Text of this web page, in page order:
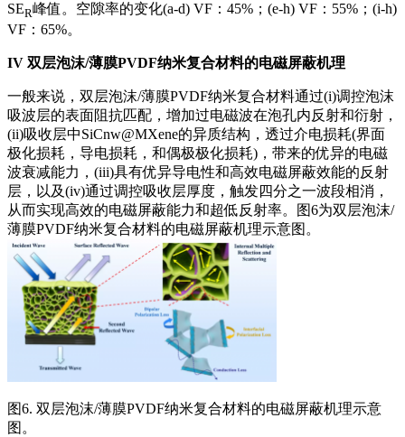
SER峰值。空隙率的变化(a-d) VF：45%；(e-h) VF：55%；(i-h)
VF：65%。
IV 双层泡沫/薄膜PVDF纳米复合材料的电磁屏蔽机理
一般来说，双层泡沫/薄膜PVDF纳米复合材料通过(i)调控泡沫
吸波层的表面阻抗匹配，增加过电磁波在泡孔内反射和衍射，
(ii)吸收层中SiCnw@MXene的异质结构，透过介电损耗(界面
极化损耗，导电损耗，和偶极极化损耗)，带来的优异的电磁
波衰减能力，(iii)具有优异导电性和高效电磁屏蔽效能的反射
层，以及(iv)通过调控吸收层厚度，触发四分之一波段相消，
从而实现高效的电磁屏蔽能力和超低反射率。图6为双层泡沫/
薄膜PVDF纳米复合材料的电磁屏蔽机理示意图。
图6. 双层泡沫/薄膜PVDF纳米复合材料的电磁屏蔽机理示意
图。